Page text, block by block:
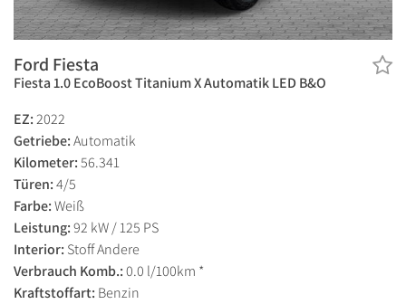
Ford Fiesta
Fiesta 1.0 EcoBoost Titanium X Automatik LED B&O
EZ:2022
Getriebe:Automatik
Kilometer:56.341
Türen:4/5
Farbe:Weiß
Leistung:92 kW / 125 PS
Interior: Stoff Andere
Verbrauch Komb.:0.0 l/100km *
Kraftstoffart: Benzin